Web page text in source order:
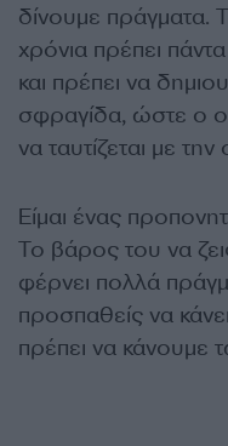
δίνουμε πράγματα.
χρόνια πρέπει
και πρέπει να
σφραγίδα, ώστε ο
να ταυτίζεται με
Είμαι ένας
Το βάρος του να
φέρνει πολλά
προσπαθείς να
πρέπει να κάνουμε